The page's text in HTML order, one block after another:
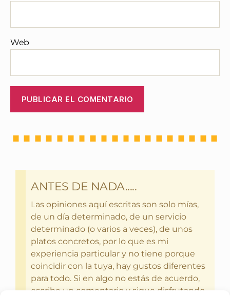
Web
ANTES DE NADA.....
Las opiniones aquí escritas son solo mías,
de un día determinado, de un servicio
determinado (o varios a veces), de unos
platos concretos, por lo que es mi
experiencia particular y no tiene porque
coincidir con la tuya, hay gustos diferentes
para todo. Si en algo no estás de acuerdo,
escribe un comentario y sigue disfrutando